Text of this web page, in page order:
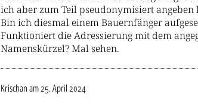
ich aber zum Teil pseudonymisiert angeben
Bin ich diesmal einem Bauernfänger
Funktioniert die Adressierung mit dem
Namenskürzel? Mal sehen.
Krischanam 25. April 2024